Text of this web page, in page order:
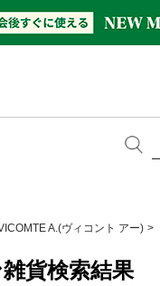
A.(ヴィコント アー)
貨検索結果